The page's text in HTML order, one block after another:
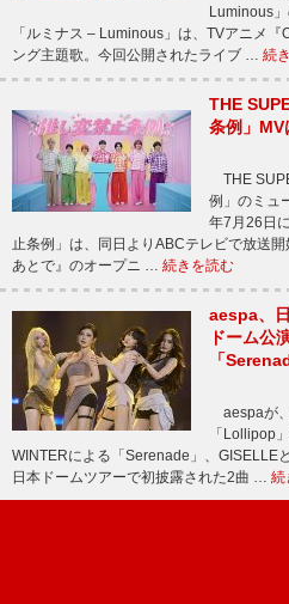
Luminous
「ルミナス – Luminous」は、TVアニメ
ング主題歌。今回公開されたライブ … 続
THE
条例」MV
THE
例」のミュ
年7月26日
止条例」は、同日よりABCテレビで放送
あとで』のオープニ … 続きを読む
aespa、
ドーム公
「
aespaが
「Lollipop
WINTERによる「Serenade」、GISELLE
日本ドームツアーで初披露された2曲 … 続